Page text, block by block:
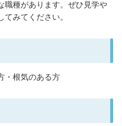
職種があります。ぜひ見学や
みてください。
・根気のある方